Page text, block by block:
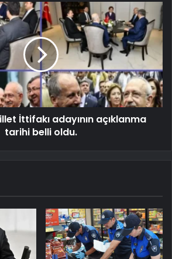
İttifakı adayının açıklanma
tarihi belli oldu.